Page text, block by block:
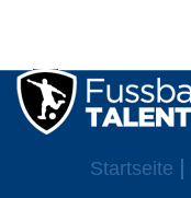
Startseite